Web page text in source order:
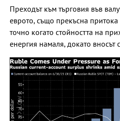
Преходът към търговия във
еврото, също прекъсна притока
точно когато стойността на
енергия намаля, докато вносът